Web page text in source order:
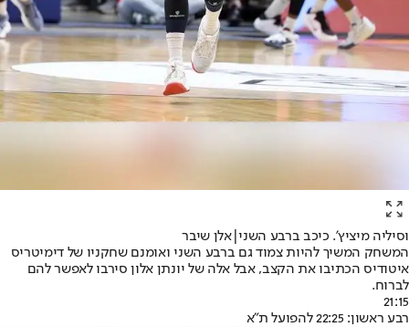
וסיליה מיציץ'. כיכב ברבע השני|אלן שיבר
המשחק המשיך להיות צמוד גם ברבע השני ואומנם שחקניו של דימיטריס
איטודיס הכתיבו את הקצב, אבל אלה של יונתן אלון סירבו לאפשר להם
לברוח.
21:15
רבע ראשון: 22:25 להפועל ת"א